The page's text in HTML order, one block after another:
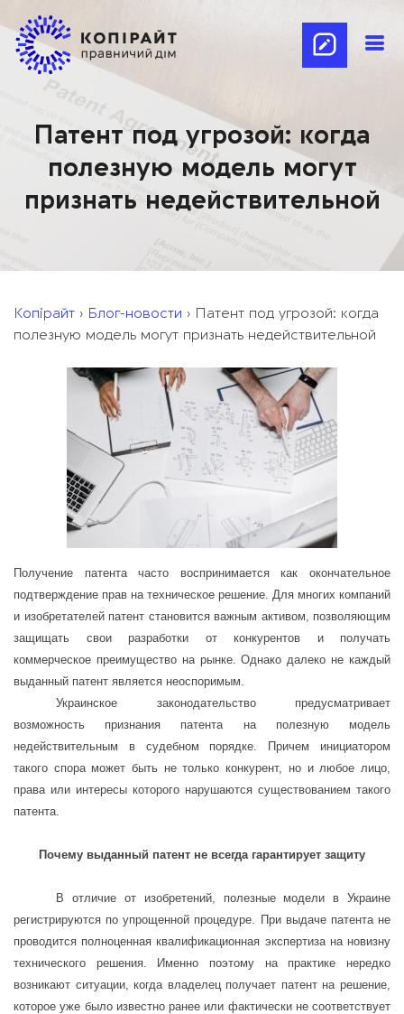
Патент под угрозой: когда
полезную модель могут
признать недействительной
Копірайт › Блог-новости › Патент под угрозой: когда
полезную модель могут признать недействительной
Получение патента часто воспринимается как окончательное
подтверждение прав на техническое решение. Для многих компаний
и изобретателей патент становится важным активом, позволяющим
защищать свои разработки от конкурентов и получать
коммерческое преимущество на рынке. Однако далеко не каждый
выданный патент является неоспоримым.
Украинское законодательство предусматривает
возможность признания патента на полезную модель
недействительным в судебном порядке. Причем инициатором
такого спора может быть не только конкурент, но и любое лицо,
права или интересы которого нарушаются существованием такого
патента.
Почему выданный патент не всегда гарантирует защиту
В отличие от изобретений, полезные модели в Украине
регистрируются по упрощенной процедуре. При выдаче патента не
проводится полноценная квалификационная экспертиза на новизну
технического решения. Именно поэтому на практике нередко
возникают ситуации, когда владелец получает патент на решение,
которое уже было известно ранее или фактически не соответствует